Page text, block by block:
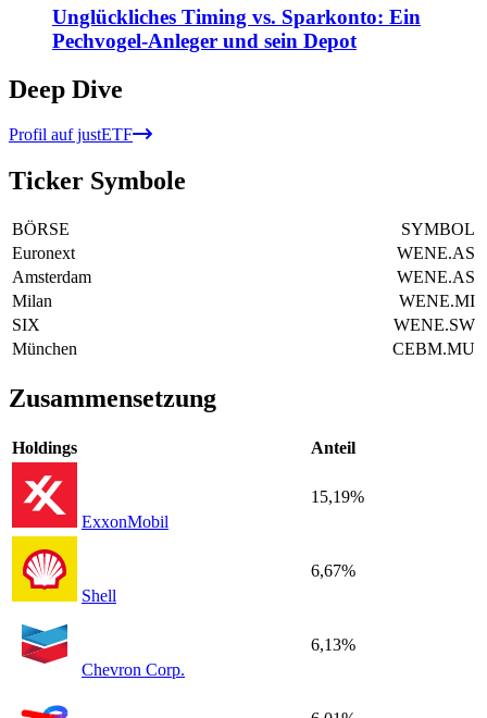
Unglückliches Timing vs. Sparkonto: Ein
Pechvogel-Anleger und sein Depot
Deep Dive
Profil auf justETF
Ticker Symbole
BÖRSE
SYMBOL
Euronext
WENE.AS
Amsterdam
WENE.AS
Milan
WENE.MI
SIX
WENE.SW
München
CEBM.MU
Zusammensetzung
Holdings Anteil
ExxonMobil
15,19%
Shell
6,67%
Chevron Corp.
6,13%